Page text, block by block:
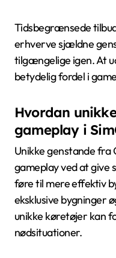
Tidsbegrænsede
erhverve sjældne
tilgængelige igen. At
betydelig fordel i
Hvordan
gameplay i
Unikke genstande
gameplay ved at give
føre til mere effektiv
eksklusive bygninger
unikke køretøjer kan
nødsituationer.